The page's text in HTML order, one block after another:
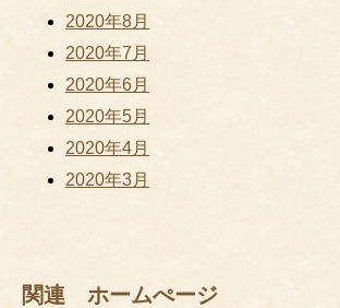
2020年8月
2020年7月
2020年6月
2020年5月
2020年4月
2020年3月
関連 ホームぺージ